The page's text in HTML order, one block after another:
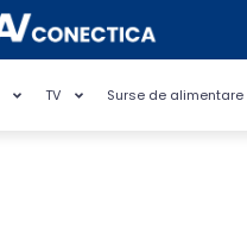
TV Surse de alimentare